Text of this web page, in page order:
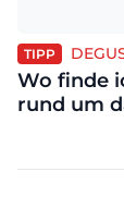
TIPP
Wo finde
rund um